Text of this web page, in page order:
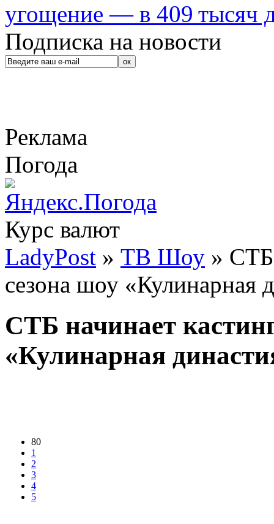
угощение — в 409 тысяч
Подписка на новости
Реклама
Погода
Курс валют
LadyPost » ТВ Шоу » СТБ
сезона шоу «Кулинарная
СТБ начинает
«Кулинарная
80
1
2
3
4
5